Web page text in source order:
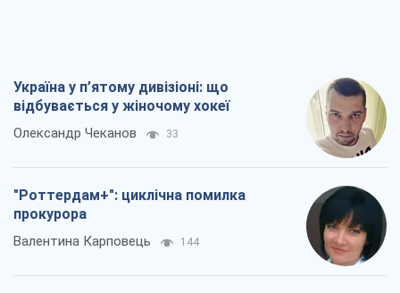
Україна у п’ятому дивізіоні: що
відбувається у жіночому хокеї
Олександр Чеканов 33
"Роттердам+": циклічна помилка
прокурора
Валентина Карповець 144